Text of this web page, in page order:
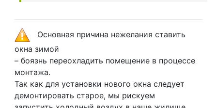
Основная причина нежелания ставить
окна зимой
– боязнь переохладить помещение в процессе
монтажа.
Так как для установки нового окна следует
демонтировать старое, мы рискуем